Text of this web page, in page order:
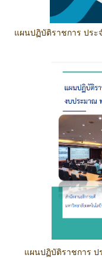
แผนปฏิบัติราชการ ปร
แผนปฏิบัติราชการ ป